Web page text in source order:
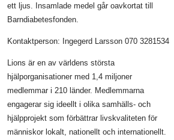
ett ljus. Insamlade medel går oavkortat till
Barndiabetesfonden.
Kontaktperson: Ingegerd Larsson 070 3281534
Lions är en av världens största
hjälporganisationer med 1,4 miljoner
medlemmar i 210 länder. Medlemmarna
engagerar sig ideellt i olika samhälls- och
hjälpprojekt som förbättrar livskvaliteten för
människor lokalt, nationellt och internationellt.